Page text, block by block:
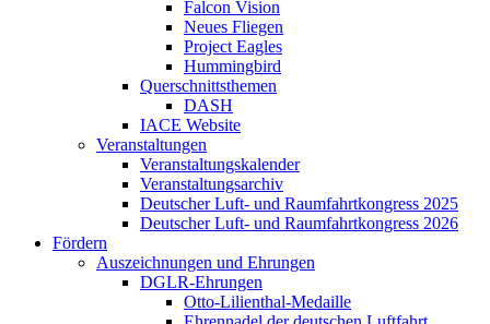
Falcon Vision
Neues Fliegen
Project Eagles
Hummingbird
Querschnittsthemen
DASH
IACE Website
Veranstaltungen
Veranstaltungskalender
Veranstaltungsarchiv
Deutscher Luft- und Raumfahrtkongress 2025
Deutscher Luft- und Raumfahrtkongress 2026
Fördern
Auszeichnungen und Ehrungen
DGLR-Ehrungen
Otto-Lilienthal-Medaille